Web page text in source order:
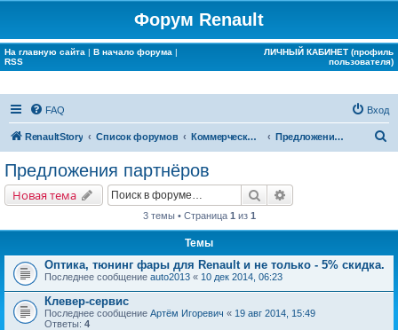
Форум Renault
На главную сайта | В начало форума |
RSS
ЛИЧНЫЙ КАБИНЕТ (профиль
пользователя)
FAQ Вход
RenaultStory Список форумов Коммерческие разделы Предложения партнёров
Предложения партнёров
Новая тема Поиск
3 темы • Страница 1 из 1
Темы
Оптика, тюнинг фары для Renault и не только - 5% скидка.
Последнее сообщение auto2013 « 10 дек 2014, 06:23
Клевер-сервис
Последнее сообщение Артём Игоревич « 19 авг 2014, 15:49
Ответы: 4